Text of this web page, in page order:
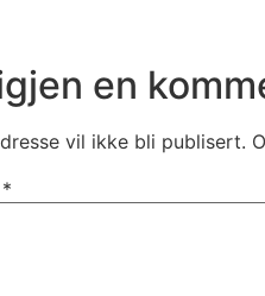
en
vil ikke bli publisert.
*